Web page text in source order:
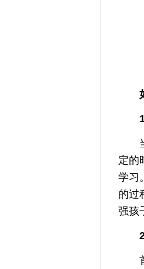
如
1
当
定的
学习
的过
强孩
2
首